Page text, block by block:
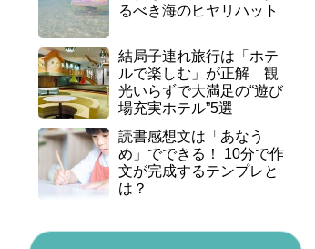
るべき海のヒヤリハット
結局子連れ旅行は「ホテ
ルで楽しむ」が正解 観
光いらずで大満足の“遊び
場充実ホテル”5選
読書感想文は「あなう
め」でできる！ 10分で作
文が完成するテンプレと
は？